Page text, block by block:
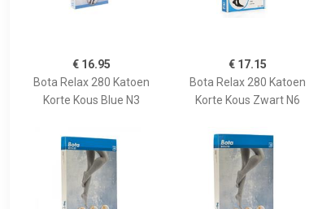
€ 16.95
Bota Relax 280 Katoen
Korte Kous Blue N3
€ 17.15
Bota Relax 280 Katoen
Korte Kous Zwart N6